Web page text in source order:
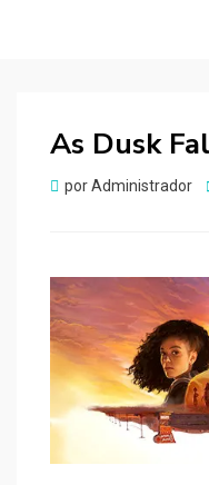
As Dusk
porAdministrador